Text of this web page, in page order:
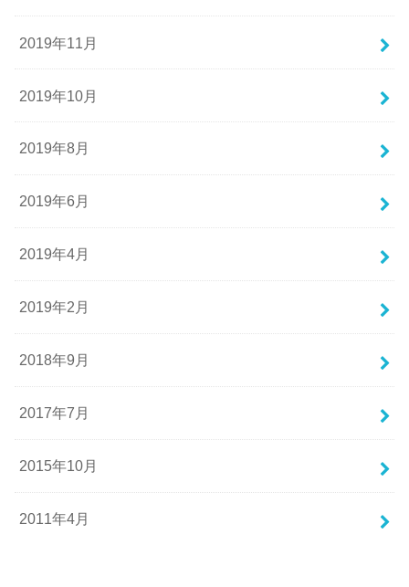
2019年11月
2019年10月
2019年8月
2019年6月
2019年4月
2019年2月
2018年9月
2017年7月
2015年10月
2011年4月